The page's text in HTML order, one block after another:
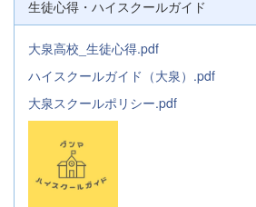
生徒心得・ハイスクールガイド
大泉高校_生徒心得.pdf
ハイスクールガイド（大泉）.pdf
大泉スクールポリシー.pdf